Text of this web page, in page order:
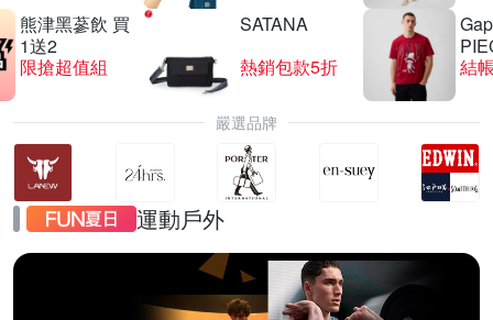
熊津黑蔘飲 買
1送2
限搶超值組
SATANA
熱銷包款5折
結
嚴選品牌
運動戶外